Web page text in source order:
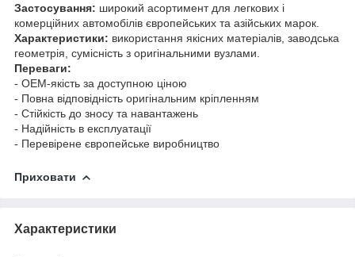
Застосування: широкий асортимент для легкових і
комерційних автомобілів європейських та азійських марок.
Характеристики: використання якісних матеріалів, заводська
геометрія, сумісність з оригінальними вузлами.
Переваги:
- OEM-якість за доступною ціною
- Повна відповідність оригінальним кріпленням
- Стійкість до зносу та навантажень
- Надійність в експлуатації
- Перевірене європейське виробництво
Приховати
Характеристики